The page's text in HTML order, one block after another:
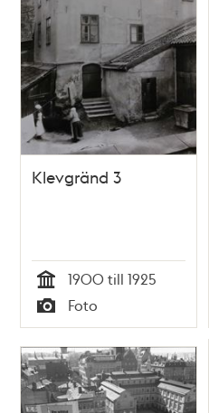
Klevgränd 3
Tid
1900 till 1925
Typ
Foto